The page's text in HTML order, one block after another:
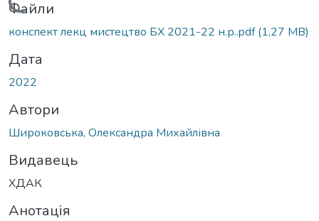
Вантажиться...
Файли
конспект лекц мистецтво БХ 2021-22 н.р..pdf(1,27 MB)
Дата
2022
Автори
Широковська, Олександра Михайлівна
Видавець
ХДАК
Анотація